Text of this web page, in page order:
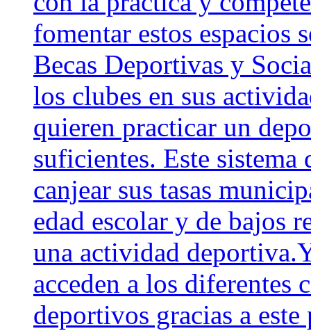
fomentar estos espacios
Becas Deportivas y
los clubes en sus
quieren practicar un
suficientes. Este sistema
canjear sus tasas
edad escolar y de bajos
una actividad
acceden a los diferentes
deportivos gracias a este